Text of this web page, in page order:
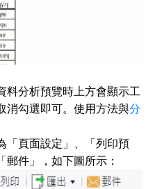
料分析預覽時上方會顯示工
消勾選即可。使用方法與分
「頁面設定」、「列印預
郵件」，如下圖所示：